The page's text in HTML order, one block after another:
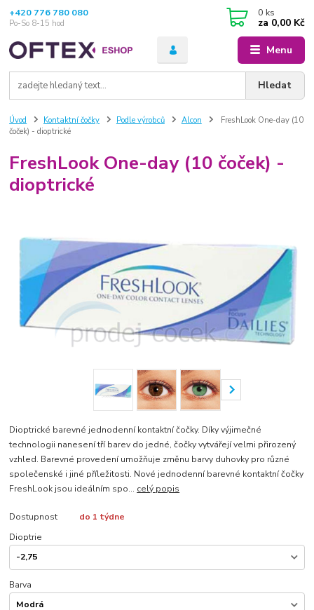
Menu
Hledat
+420 776 780 080
Po-So 8-15 hod
0 ks
za 0,00 Kč
Úvod Kontaktní čočky Podle výrobců Alcon
FreshLook One-day (10
čoček) - dioptrické
FreshLook One-day (10 čoček) -
dioptrické
Dioptrické barevné jednodenní kontaktní čočky. Díky výjimečné
technologii nanesení tří barev do jedné, čočky vytvářejí velmi přirozený
vzhled. Barevné provedení umožňuje změnu barvy duhovky pro různé
společenské i jiné příležitosti. Nové jednodenní barevné kontaktní čočky
FreshLook jsou ideálním spo... celý popis
Dostupnost
do 1 týdne
Dioptrie
Barva